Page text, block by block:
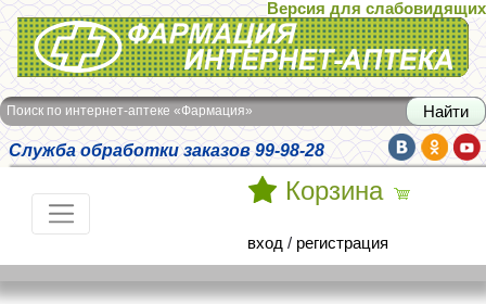
Интернет-аптека Фармация
Версия для слабовидящих
Поиск по интернет-аптеке «Фармация»
Служба обработки заказов 99-98-28
Корзина
вход / регистрация